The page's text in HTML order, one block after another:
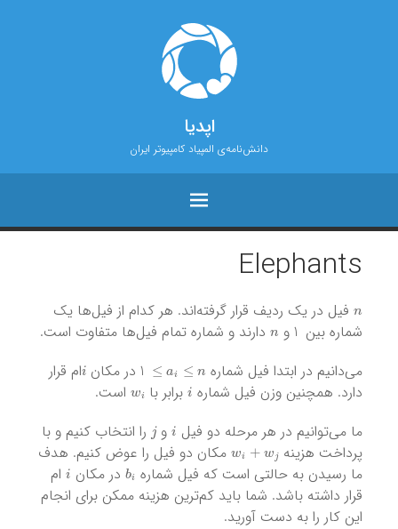
اپدیا
دانش‌نامه‌ی المپیاد کامپیوتر ایران
Elephants
فیل در یک ردیف قرار گرفته‌اند. هر کدام از فیل‌ها یک
شماره بین 1 و nدارند و شماره تمام فیل‌ها متفاوت است.
می‌دانیم در ابتدا فیل شماره
a n در مکان ام قرار
دارد. همچنین وزن فیل شماره iبرابر با w i
است.
ما می‌توانیم در هر مرحله دو فیل iو را انتخاب کنیم و با
پرداخت هزینه
wi+wj
مکان دو فیل را عوض کنیم. هدف
ما رسیدن به حالتی است که فیل شماره bi در مکان iام
قرار داشته باشد. شما باید کم‌ترین هزینه ممکن برای انجام
این کار را به دست آورید.